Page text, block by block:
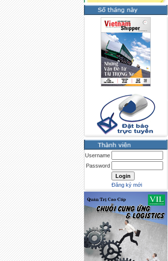
Username
Password
Đăng ký mới